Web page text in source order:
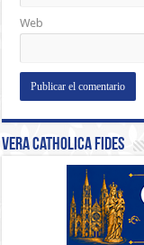
Web
Vera Catholica Fides